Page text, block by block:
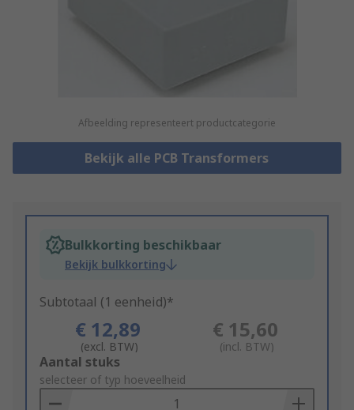
Afbeelding representeert productcategorie
Bekijk alle PCB Transformers
Bulkkorting beschikbaar
Bekijk bulkkorting
Subtotaal (1 eenheid)*
€ 12,89
(excl. BTW)
€ 15,60
(incl. BTW)
Add
to
Basket
Aantal stuks
selecteer of typ hoeveelheid